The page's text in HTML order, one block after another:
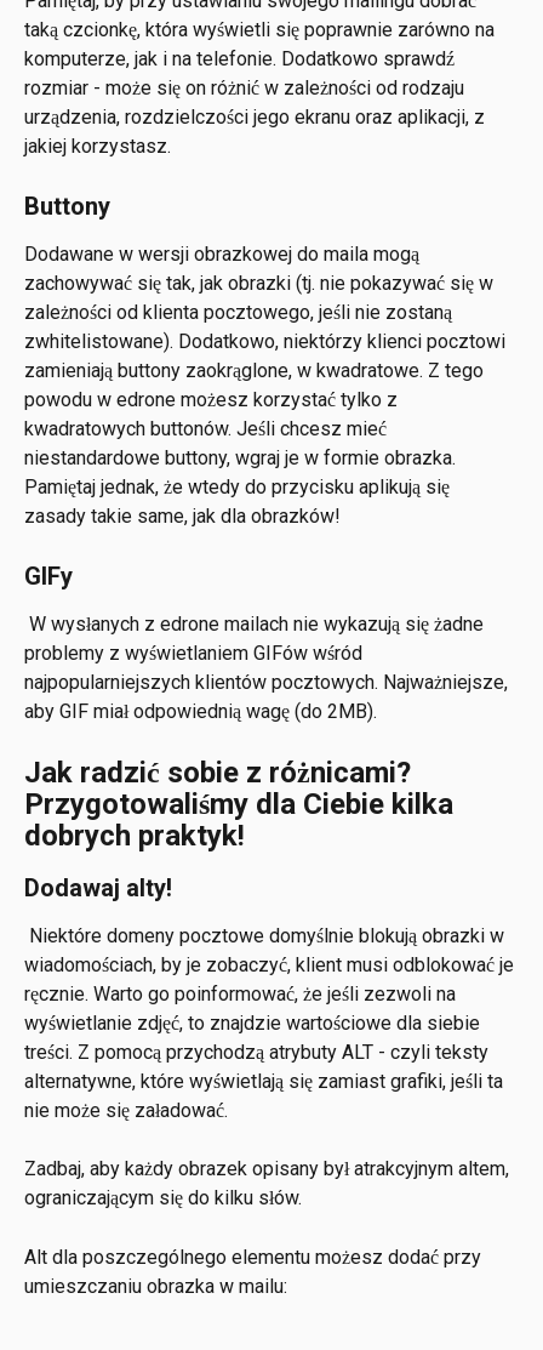
taką czcionkę, która wyświetli się poprawnie zarówno na
komputerze, jak i na telefonie. Dodatkowo sprawdź
rozmiar - może się on różnić w zależności od rodzaju
urządzenia, rozdzielczości jego ekranu oraz aplikacji, z
jakiej korzystasz.
Buttony
Dodawane w wersji obrazkowej do maila mogą
zachowywać się tak, jak obrazki (tj. nie pokazywać się w
zależności od klienta pocztowego, jeśli nie zostaną
zwhitelistowane). Dodatkowo, niektórzy klienci pocztowi
zamieniają buttony zaokrąglone, w kwadratowe. Z tego
powodu w edrone możesz korzystać tylko z
kwadratowych buttonów. Jeśli chcesz mieć
niestandardowe buttony, wgraj je w formie obrazka.
Pamiętaj jednak, że wtedy do przycisku aplikują się
zasady takie same, jak dla obrazków!
GIFy
problemy z wyświetlaniem GIFów wśród
najpopularniejszych klientów pocztowych. Najważniejsze,
aby GIF miał odpowiednią wagę (do 2MB).
Jak radzić sobie z różnicami?
Przygotowaliśmy dla Ciebie kilka
dobrych praktyk!
Dodawaj alty!
wiadomościach, by je zobaczyć, klient musi odblokować je
ręcznie. Warto go poinformować, że jeśli zezwoli na
wyświetlanie zdjęć, to znajdzie wartościowe dla siebie
treści. Z pomocą przychodzą atrybuty ALT - czyli teksty
alternatywne, które wyświetlają się zamiast grafiki, jeśli ta
nie może się załadować.
Zadbaj, aby każdy obrazek opisany był atrakcyjnym altem,
ograniczającym się do kilku słów.
Alt dla poszczególnego elementu możesz dodać przy
umieszczaniu obrazka w mailu: